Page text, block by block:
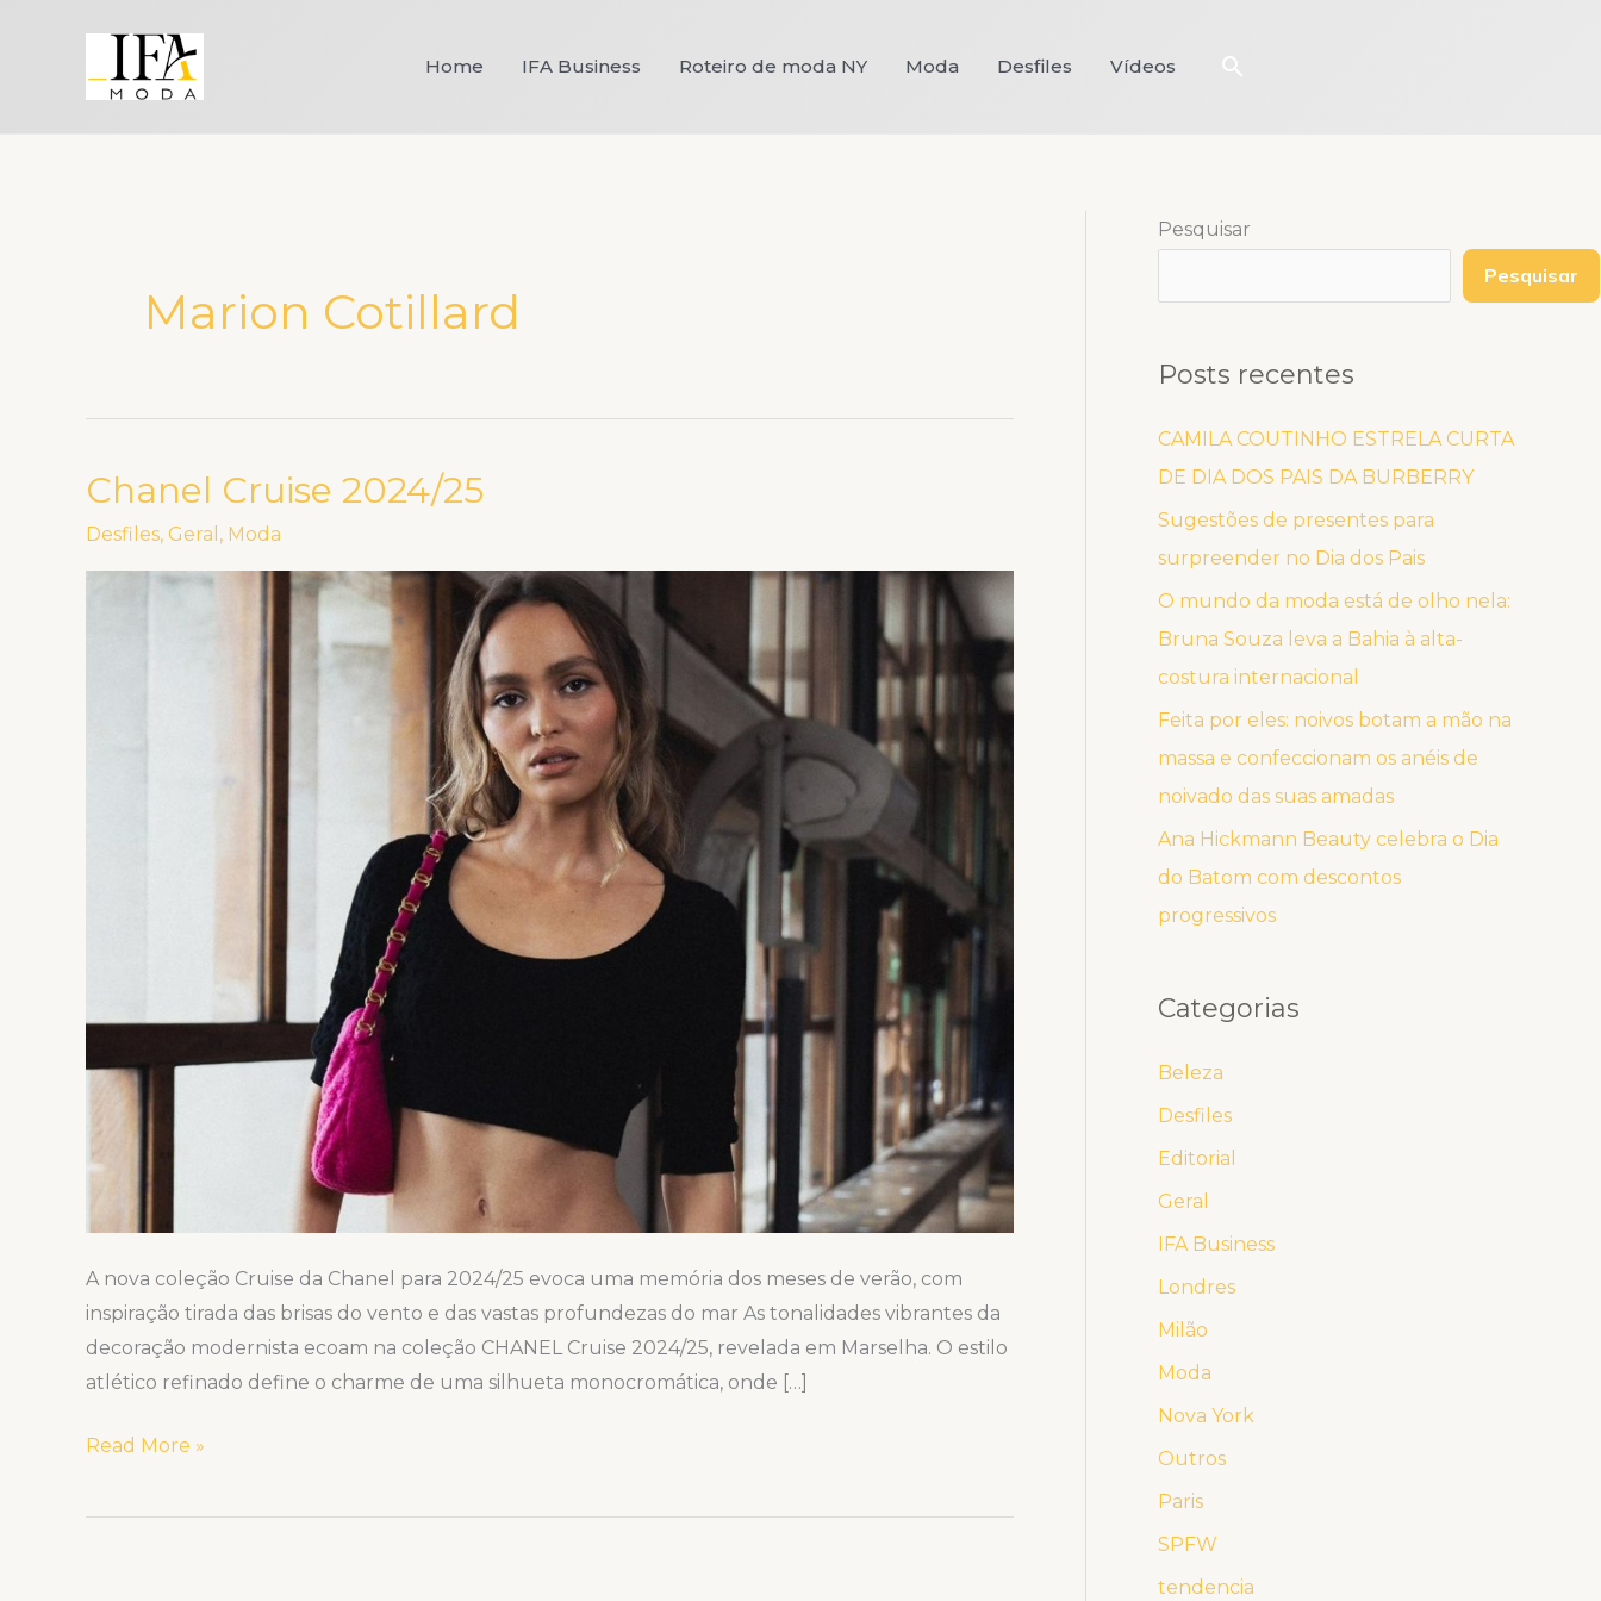
Home IFA Business Roteiro de moda NY Moda Desfiles Vídeos Pesquisar
Marion Cotillard
Chanel Cruise 2024/25
Desfiles, Geral , Moda
A nova coleção Cruise da Chanel para 2024/25 evoca uma memória dos meses de verão, com
inspiração tirada das brisas do vento e das vastas profundezas do mar As tonalidades vibrantes da
decoração modernista ecoam na coleção CHANEL Cruise 2024/25, revelada em Marselha. O estilo
atlético refinado define o charme de uma silhueta monocromática, onde […]
Chanel
2024/25
Read More »
Pesquisar
Pesquisar
Posts recentes
CAMILA COUTINHO ESTRELA CURTA
DE DIA DOS PAIS DA BURBERRY
Sugestões de presentes para
surpreender no Dia dos Pais
O mundo da moda está de olho nela:
Bruna Souza leva a Bahia à alta-
costura internacional
Feita por eles: noivos botam a mão na
massa e confeccionam os anéis de
noivado das suas amadas
Ana Hickmann Beauty celebra o Dia
do Batom com descontos
progressivos
Categorias
Beleza
Desfiles
Editorial
Geral
IFA Business
Londres
Milão
Moda
Nova York
Outros
Paris
SPFW
tendencia